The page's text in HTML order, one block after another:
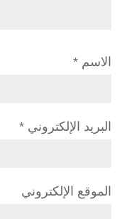
الاسم *
البريد الإلكتروني *
الموقع الإلكتروني